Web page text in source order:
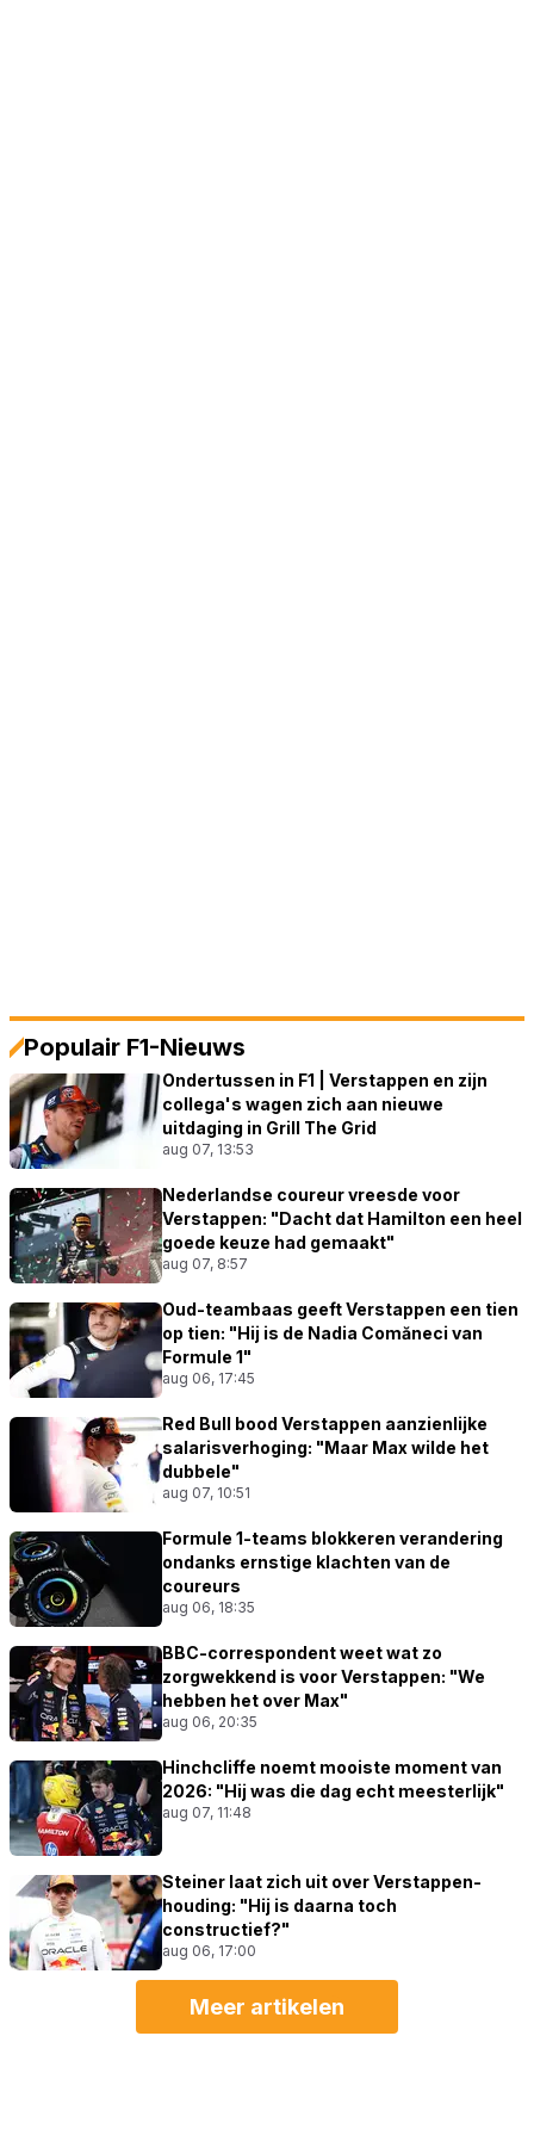
Populair F1-Nieuws
Ondertussen in F1 | Verstappen en zijn
collega's wagen zich aan nieuwe
uitdaging in Grill The Grid
aug 07, 13:53
Nederlandse coureur vreesde voor
Verstappen: "Dacht dat Hamilton een heel
goede keuze had gemaakt"
aug 07, 8:57
Oud-teambaas geeft Verstappen een tien
op tien: "Hij is de Nadia Comăneci van
Formule 1"
aug 06, 17:45
Red Bull bood Verstappen aanzienlijke
salarisverhoging: "Maar Max wilde het
dubbele"
aug 07, 10:51
Formule 1-teams blokkeren verandering
ondanks ernstige klachten van de
coureurs
aug 06, 18:35
BBC-correspondent weet wat zo
zorgwekkend is voor Verstappen: "We
hebben het over Max"
aug 06, 20:35
Hinchcliffe noemt mooiste moment van
2026: "Hij was die dag echt meesterlijk"
aug 07, 11:48
Steiner laat zich uit over Verstappen-
houding: "Hij is daarna toch
constructief?"
aug 06, 17:00
Meer artikelen